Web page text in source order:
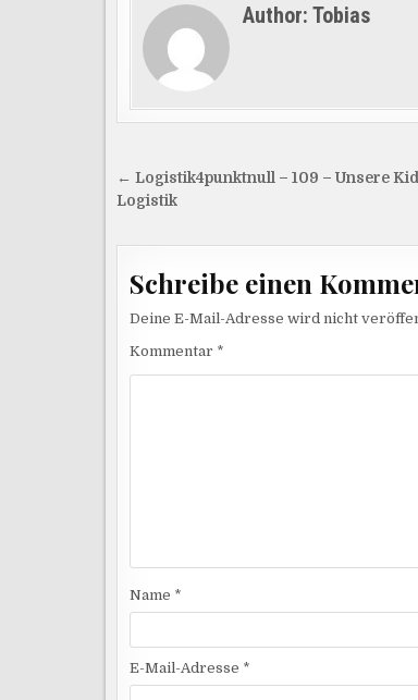
Author: Tobias
Beitragsnavigation
← Logistik4punktnull – 109 – Unsere
Logistik
Schreibe einen
Deine E-Mail-Adresse wird nicht
Kommentar *
Name *
E-Mail-Adresse *